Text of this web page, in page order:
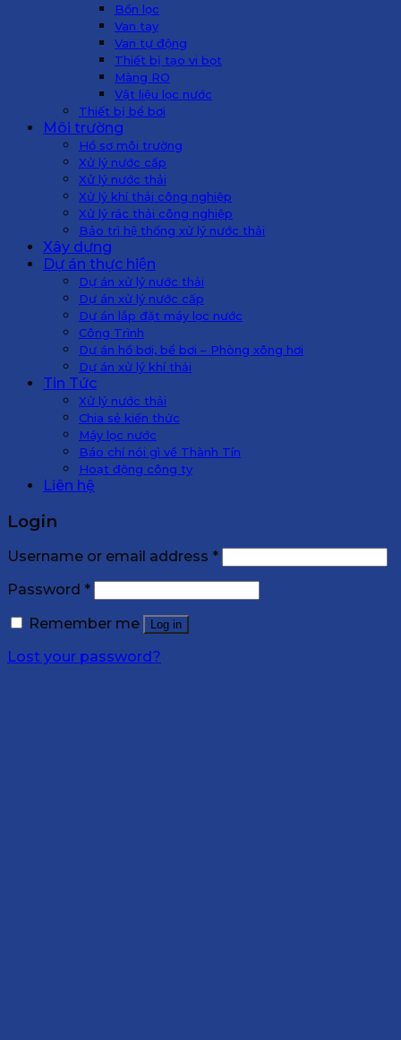
Bồn lọc
Van tay
Van tự động
Thiết bị tạo vi bọt
Màng RO
Vật liệu lọc nước
Thiết bị bể bơi
Môi trường
Hồ sơ môi trường
Xử lý nước cấp
Xử lý nước thải
Xử lý khí thải công nghiệp
Xử lý rác thải công nghiệp
Bảo trì hệ thống xử lý nước thải
Xây dựng
Dự án thực hiện
Dự án xử lý nước thải
Dự án xử lý nước cấp
Dự án lắp đặt máy lọc nước
Công Trình
Dự án hồ bơi, bể bơi – Phòng xông hơi
Dự án xử lý khí thải
Tin Tức
Xử lý nước thải
Chia sẻ kiến thức
Máy lọc nước
Báo chí nói gì về Thành Tín
Hoạt động công ty
Liên hệ
Login
Username or email address *
Password *
Remember me
Log in
Lost your password?